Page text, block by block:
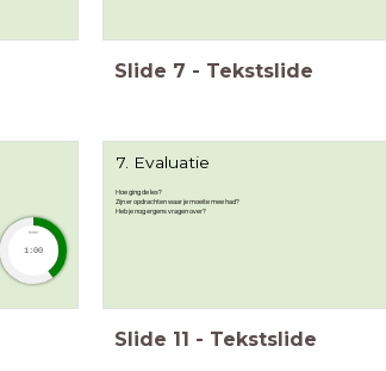
Slide 7 - Tekstslide
timer
1:00
7. Evaluatie
Hoe ging de les?
Zijn er opdrachten waar je moeite mee had?
Heb je nog ergens vragen over?
Slide 11 - Tekstslide